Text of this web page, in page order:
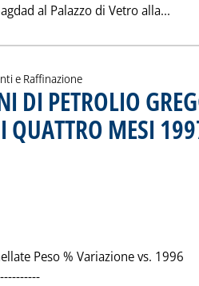
al Palazzo di Vetro alla...
e Raffinazione
DI PETROLIO
QUATTRO MESI
Peso % Variazione vs. 1996